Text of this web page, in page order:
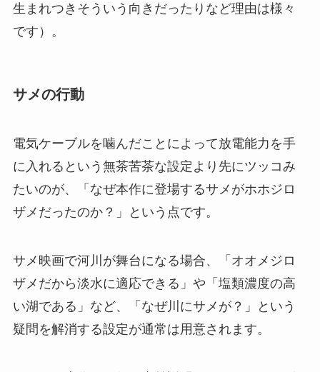
生まれつきそういう向きだったりなど理由は様々
です）。
サメの行動
電気ケーブルを噛んだことによって放電能力を手
に入れるという無茶苦茶な設定より先にツッコみ
たいのが、「なぜ本作に登場するサメがホホジロ
ザメだったのか？」という点です。
サメ映画で河川が舞台になる場合、「オオメジロ
ザメだから淡水に適応できる」や「塩類濃度の高
い湖である」など、「なぜ川にサメが？」という
疑問を解消する設定が通常は用意されます。